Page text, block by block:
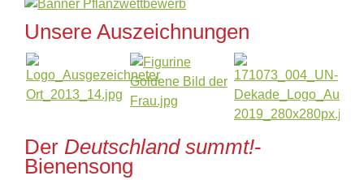
Unsere Auszeichnungen
Der Deutschland summt!-
Bienensong